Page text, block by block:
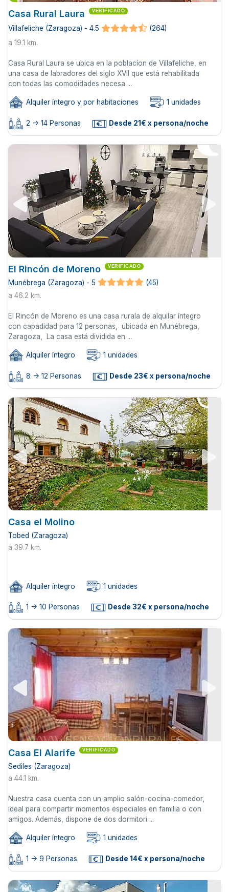
Casa Rural Laura VERIFICADO
Villafeliche (Zaragoza) - 4.5
(264)
a 19.1 km.
Casa Rural Laura se ubica en la poblacíon de Villafeliche, en
una casa de labradores del siglo XVII que está rehabilitada
con todas las comodidades necesa ...
Alquiler íntegro y por habitaciones 1 unidades
2 -> 14 Personas Desde 21€ x persona/noche
El Rincón de Moreno VERIFICADO
Munébrega (Zaragoza) - 5
(45)
a 46.2 km.
El Rincón de Moreno es una casa rurala de alquilar íntegro
con capadidad para 12 personas, ubicada en Munébrega,
Zaragoza, La casa está dividida en ...
Alquiler íntegro 1 unidades
8 -> 12 Personas Desde 23€ x persona/noche
Casa el Molino
Tobed (Zaragoza)
a 39.7 km.
Alquiler íntegro 1 unidades
1 -> 10 Personas Desde 32€ x persona/noche
Casa El Alarife VERIFICADO
Sediles (Zaragoza)
a 44.1 km.
Nuestra casa cuenta con un amplio salón-cocina-comedor,
ideal para compartir momentos especiales en familia o con
amigos. Además, dispone de dos dormitori ...
Alquiler íntegro 1 unidades
1 -> 9 Personas Desde 14€ x persona/noche